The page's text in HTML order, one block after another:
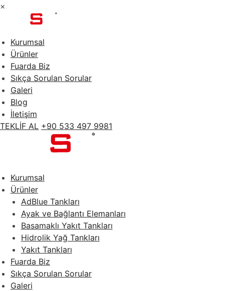
×
Kurumsal
Ürünler
Fuarda Biz
Sıkça Sorulan Sorular
Galeri
Blog
İletişim
TEKLİF AL +90 533 497 9981
Kurumsal
Ürünler
AdBlue Tankları
Ayak ve Bağlantı Elemanları
Basamaklı Yakıt Tankları
Hidrolik Yağ Tankları
Yakıt Tankları
Fuarda Biz
Sıkça Sorulan Sorular
Galeri